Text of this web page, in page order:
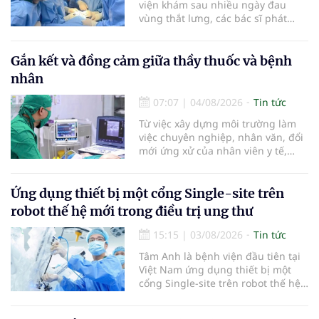
viện khám sau nhiều ngày đau
vùng thắt lưng, các bác sĩ phát
biểu mô tế bào thận. Với khối u còn
ở giai đoạn sớm, người bệnh được
bằng phẫu thuật robot thay vì phải
cắt bỏ toàn bộ quả thận như trước
đây.
Gắn kết và đồng cảm giữa thầy thuốc và bệnh
nhân
07:07 | 04/08/2026
Tin tức
Từ việc xây dựng môi trường làm
việc chuyên nghiệp, nhân văn, đổi
mới ứng xử của nhân viên y tế,
đồng cảm, gắn kết cao giữa thầy
thuốc với bệnh nhân.
Ứng dụng thiết bị một cổng Single-site trên
robot thế hệ mới trong điều trị ung thư
15:15 | 03/08/2026
Tin tức
Tâm Anh là bệnh viện đầu tiên tại
Việt Nam ứng dụng thiết bị một
cổng Single-site trên robot thế hệ